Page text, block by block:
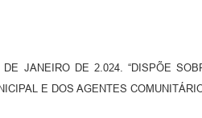
JANEIRO DE 2.024. “DISPÕE
E DOS AGENTES